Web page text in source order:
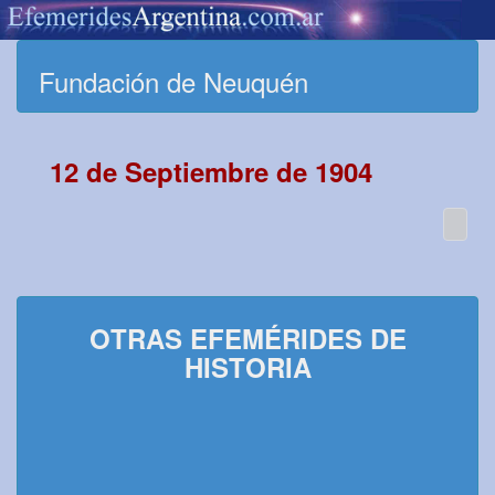
Fundación de Neuquén
12 de Septiembre de 1904
OTRAS EFEMÉRIDES DE
HISTORIA